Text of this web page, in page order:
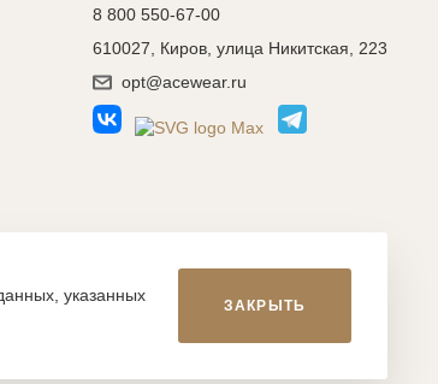
8 800 550-67-00
610027, Киров, улица Никитская, 223
opt@acewear.ru
иллюстрациями и т.д., являются
указанных
ЗАКРЫТЬ